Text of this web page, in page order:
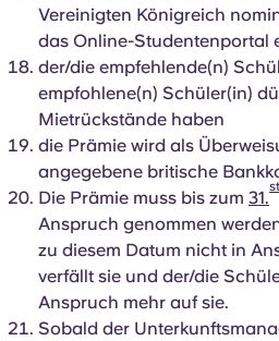
Vereinigten Königreich
das Online-Studentenportal
der/die empfehlende(n)
empfohlene(n) Schüler(in)
Mietrückstände haben
die Prämie wird als
angegebene britische
Die Prämie muss bis zum 31.
st
Anspruch genommen
zu diesem Datum nicht in
verfällt sie und der/die
Anspruch mehr auf sie.
Sobald der